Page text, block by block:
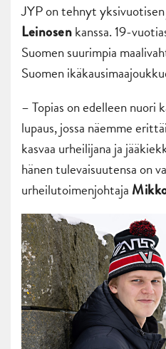
JYP on tehnyt
Leinosenkanssa. 19-
Suomen suurimpia
Suomen
– Topias on edelleen nuori
lupaus, jossa näemme
kasvaa urheilijana ja
hänen tulevaisuutensa on
urheilutoimenjohtaja